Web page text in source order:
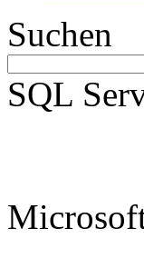
Suchen
SQL